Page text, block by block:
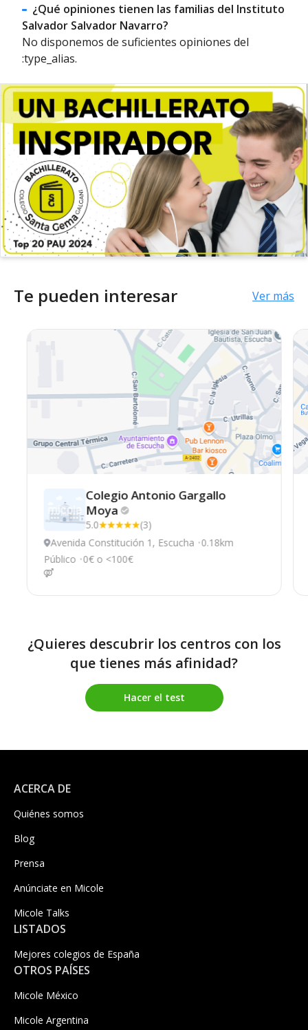
¿Qué opiniones tienen las familias del Instituto
Salvador Salvador Navarro?
No disponemos de suficientes opiniones del
:type_alias.
Te pueden interesar Ver más
Colegio Antonio Gargallo
Moya
5.0
(3)
Avenida Constitución 1, Escucha 0.18km
Público 0€ o <100€
¿Quieres descubrir los centros con los
que tienes más afinidad?
Hacer el test
ACERCA DE
Quiénes somos
Blog
Prensa
Anúnciate en Micole
Micole Talks
LISTADOS
Mejores colegios de España
OTROS PAÍSES
Micole México
Micole Argentina